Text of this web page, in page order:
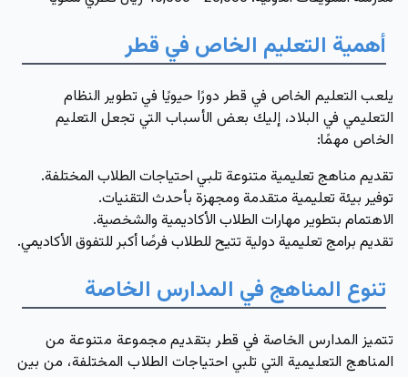
أهمية التعليم الخاص في قطر
يلعب التعليم الخاص في قطر دورًا حيويًا في تطوير النظام
التعليمي في البلاد، إليك بعض الأسباب التي تجعل التعليم
الخاص مهمًا:
تقديم مناهج تعليمية متنوعة تلبي احتياجات الطلاب المختلفة.
توفير بيئة تعليمية متقدمة ومجهزة بأحدث التقنيات.
الاهتمام بتطوير مهارات الطلاب الأكاديمية والشخصية.
تقديم برامج تعليمية دولية تتيح للطلاب فرصًا أكبر للتفوق الأكاديمي.
تنوع المناهج في المدارس الخاصة
تتميز المدارس الخاصة في قطر بتقديم مجموعة متنوعة من
المناهج التعليمية التي تلبي احتياجات الطلاب المختلفة، من بين